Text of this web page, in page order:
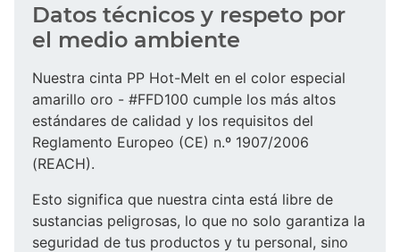
Datos técnicos y respeto por
el medio ambiente
Nuestra cinta PP Hot-Melt en el color especial
amarillo oro - #FFD100 cumple los más altos
estándares de calidad y los requisitos del
Reglamento Europeo (CE) n.º 1907/2006
(REACH).
Esto significa que nuestra cinta está libre de
sustancias peligrosas, lo que no solo garantiza la
seguridad de tus productos y tu personal, sino